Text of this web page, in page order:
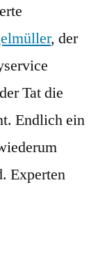
, der
Tat die
Endlich ein
Experten